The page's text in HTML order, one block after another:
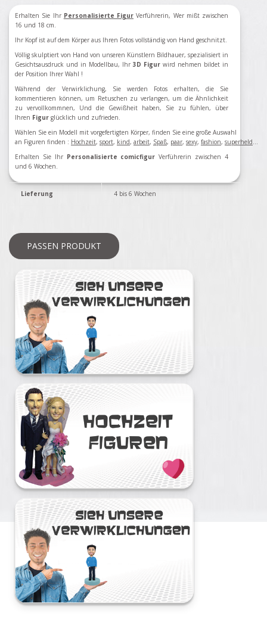
Erhalten Sie Ihr Personalisierte Figur Verführerin, Wer mißt zwischen
16 und 18 cm.
Ihr Kopf ist auf dem Körper aus Ihren Fotos vollständig von Hand geschnitzt.
Völlig skulptiert von Hand von unseren Künstlern Bildhauer, spezialisiert in
Gesichtsausdruck und in Modellbau, Ihr 3D Figur wird nehmen bildet in
der Position Ihrer Wahl !
Während der Verwirklichung, Sie werden Fotos erhalten, die Sie
kommentieren können, um Retuschen zu verlangen, um die Ähnlichkeit
zu vervollkommnen, Und die Gewißheit haben, Sie zu fühlen, über
Ihren Figur glücklich und zufrieden.
Wählen Sie ein Modell mit vorgefertigten Körper, finden Sie eine große Auswahl
an Figuren finden : Hochzeit, sport, kind, arbeit, Spaß, paar, sexy, fashion, superheld...
Erhalten Sie Ihr Personalisierte comicfigur Verführerin zwischen 4
und 6 Wochen.
Lieferung 4 bis 6 Wochen
PASSEN PRODUKT